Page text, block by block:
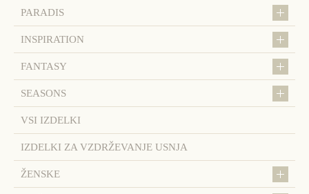
PARADIS
INSPIRATION
FANTASY
SEASONS
VSI IZDELKI
IZDELKI ZA VZDRŽEVANJE USNJA
ŽENSKE